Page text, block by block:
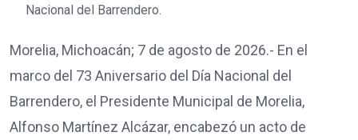
Nacional del Barrendero.
Morelia, Michoacán; 7 de agosto de 2026.- En el
marco del 73 Aniversario del Día Nacional del
Barrendero, el Presidente Municipal de Morelia,
Alfonso Martínez Alcázar, encabezó un acto de